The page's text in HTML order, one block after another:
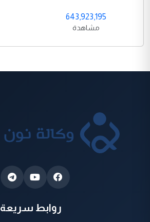
643,923,195
مشاهدة
روابط سريعة